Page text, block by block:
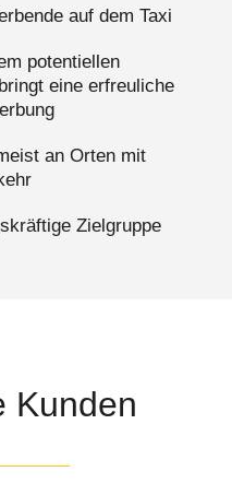
auf dem Taxi
potentiellen
eine erfreuliche
an Orten mit
Zielgruppe
Kunden